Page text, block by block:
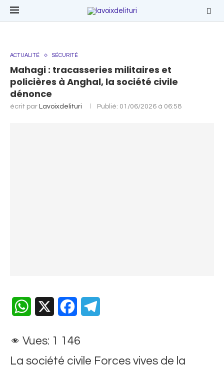
ACTUALITÉ SÉCURITÉ
Mahagi : tracasseries militaires et
policières à Anghal, la société civile
dénonce
écrit par Lavoixdelituri Publié: 01/06/2026 à 06:58
WhatsApp Facebook
Vues: 1 146
​La société civile Forces vives de la